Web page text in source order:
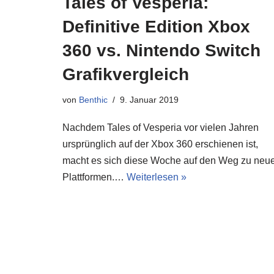
Definitive Edition Xbox
360 vs. Nintendo Switch
Grafikvergleich
von Benthic 9. Januar 2019
Nachdem Tales of Vesperia vor vielen Jahren
ursprünglich auf der Xbox 360 erschienen ist,
macht es sich diese Woche auf den Weg zu
Plattformen.… Weiterlesen »